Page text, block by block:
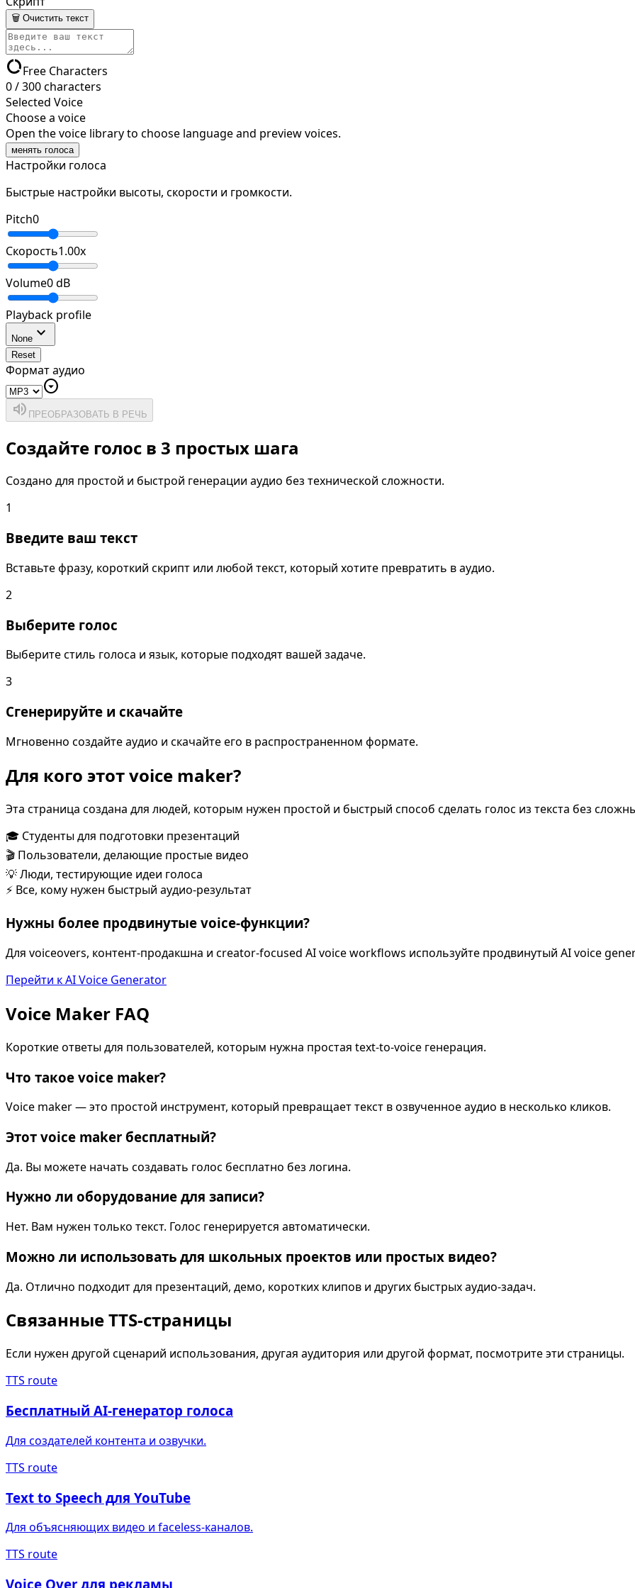
🗑 Очистить текст
data_usageFree Characters
0/300characters
Selected Voice
Choose a voice
Open the voice library to choose language and preview voices.
менять голоса
Настройки голоса
Быстрые настройки высоты, скорости и громкости.
Pitch0
Скорость1.00x
Volume0dB
Playback profile
None expand_more
Reset
Формат аудио
arrow_drop_down_circle
volume_up ПРЕОБРАЗОВАТЬ В РЕЧЬ
Создайте голос в 3 простых шага
Создано для простой и быстрой генерации аудио без технической сложности.
1
Введите ваш текст
Вставьте фразу, короткий скрипт или любой текст, который хотите превратить в аудио.
2
Выберите голос
Выберите стиль голоса и язык, которые подходят вашей задаче.
3
Сгенерируйте и скачайте
Мгновенно создайте аудио и скачайте его в распространенном формате.
Для кого этот voice maker?
Эта страница создана для людей, которым нужен простой и быстрый способ сделать голос из текста без
🎓 Студенты для подготовки презентаций
🎬 Пользователи, делающие простые видео
💡 Люди, тестирующие идеи голоса
⚡ Все, кому нужен быстрый аудио-результат
Нужны более продвинутые voice-функции?
Для voiceovers, контент-продакшна и creator-focused AI voice workflows используйте продвинутый AI voice
Перейти к AI Voice Generator
Voice Maker FAQ
Короткие ответы для пользователей, которым нужна простая text-to-voice генерация.
Что такое voice maker?
Voice maker — это простой инструмент, который превращает текст в озвученное аудио в несколько кликов.
Этот voice maker бесплатный?
Да. Вы можете начать создавать голос бесплатно без логина.
Нужно ли оборудование для записи?
Нет. Вам нужен только текст. Голос генерируется автоматически.
Можно ли использовать для школьных проектов или простых видео?
Да. Отлично подходит для презентаций, демо, коротких клипов и других быстрых аудио-задач.
Связанные TTS-страницы
Если нужен другой сценарий использования, другая аудитория или другой формат, посмотрите эти страницы.
TTS route
Бесплатный AI-генератор голоса
Для создателей контента и озвучки.
TTS route
Text to Speech для YouTube
Для объясняющих видео и faceless-каналов.
TTS route
Voice Over для рекламы